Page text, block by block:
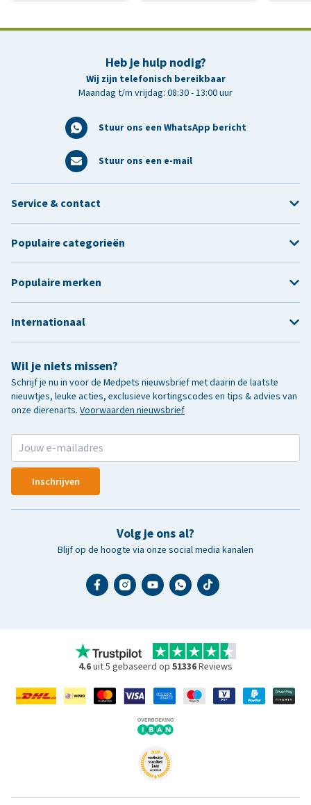
Heb je hulp nodig?
Wij zijn telefonisch bereikbaar
Maandag t/m vrijdag: 08:30 - 13:00 uur
Stuur ons een WhatsApp bericht
Stuur ons een e-mail
Wil je niets missen?
Schrijf je nu in voor de Medpets nieuwsbrief met daarin de laatste
nieuwtjes, leuke acties, exclusieve kortingscodes en tips & advies van
onze dierenarts. Voorwaarden nieuwsbrief
Inschrijven
Volg je ons al?
Blijf op de hoogte via onze social media kanalen
Service & contact
Populaire categorieën
Populaire merken
Internationaal
4.6uit 5 gebaseerd op 51336Reviews